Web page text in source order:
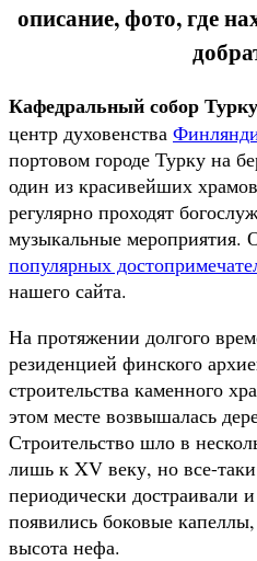
описание, фото, где
Кафедральный собор Турку
центр духовенства
портовом городе Турку на
один из красивейших
регулярно проходят
музыкальные мероприятия.
популярных
нашего сайта.
На протяжении долгого
резиденцией финского
строительства каменного
этом месте возвышалась
Строительство шло в
лишь к XV веку, но все-
периодически достраивали
появились боковые
высота нефа.